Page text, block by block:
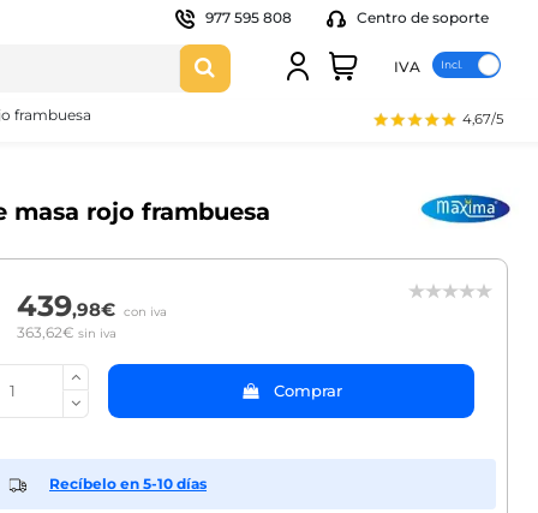
977 595 808 Centro de soporte
IVA
4,67/5
frambuesa
masa rojo frambuesa
439,98€ con iva
363,62€ sin iva
Comprar
Recíbelo en 5-10 días